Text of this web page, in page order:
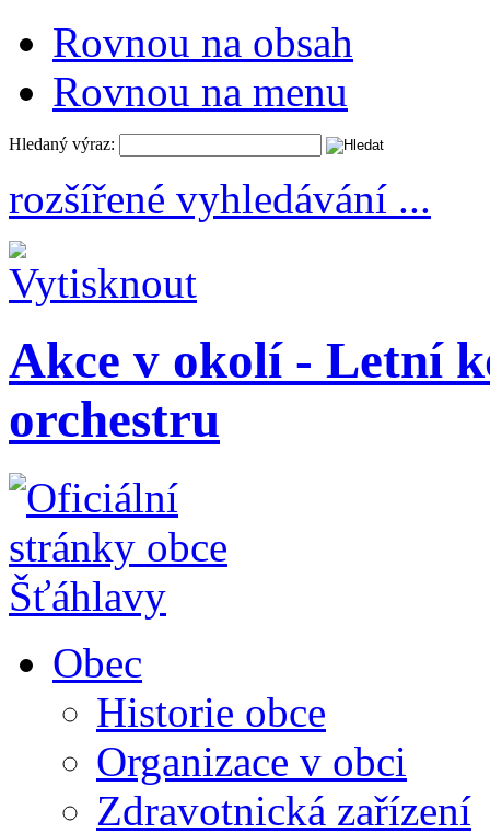
Rovnou na obsah
Rovnou na menu
Hledaný výraz:
rozšířené vyhledávání ...
Akce v okolí - Letní
orchestru
Obec
Historie obce
Organizace v obci
Zdravotnická zařízení